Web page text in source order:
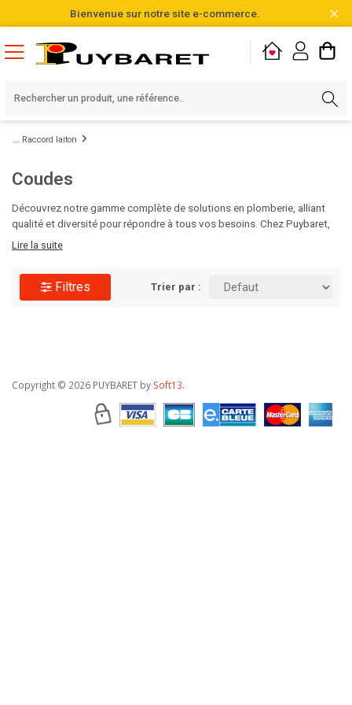
Bienvenue sur notre site e-commerce.
Raccord laiton
Coudes
Découvrez notre gamme complète de solutions en plomberie, alliant
qualité et diversité pour répondre à tous vos besoins. Chez Puybaret,
nous sommes fiers de vous proposer des produits soigneusement
choix de l'excellence !
Lire la suite
Filtres Trier par :
Copyright © 2026 PUYBARET by Soft13.